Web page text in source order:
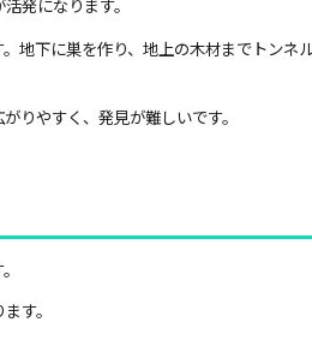
発になります。
地下に巣を作り、地上の木材までトンネ
りやすく、発見が難しいです。
す。